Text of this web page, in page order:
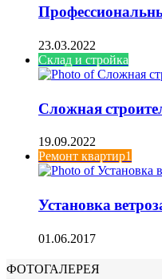
23.03.2022
Склад и стройка
Сложная
19.09.2022
Ремонт квартир1
Установка
01.06.2017
ФОТОГАЛЕРЕЯ